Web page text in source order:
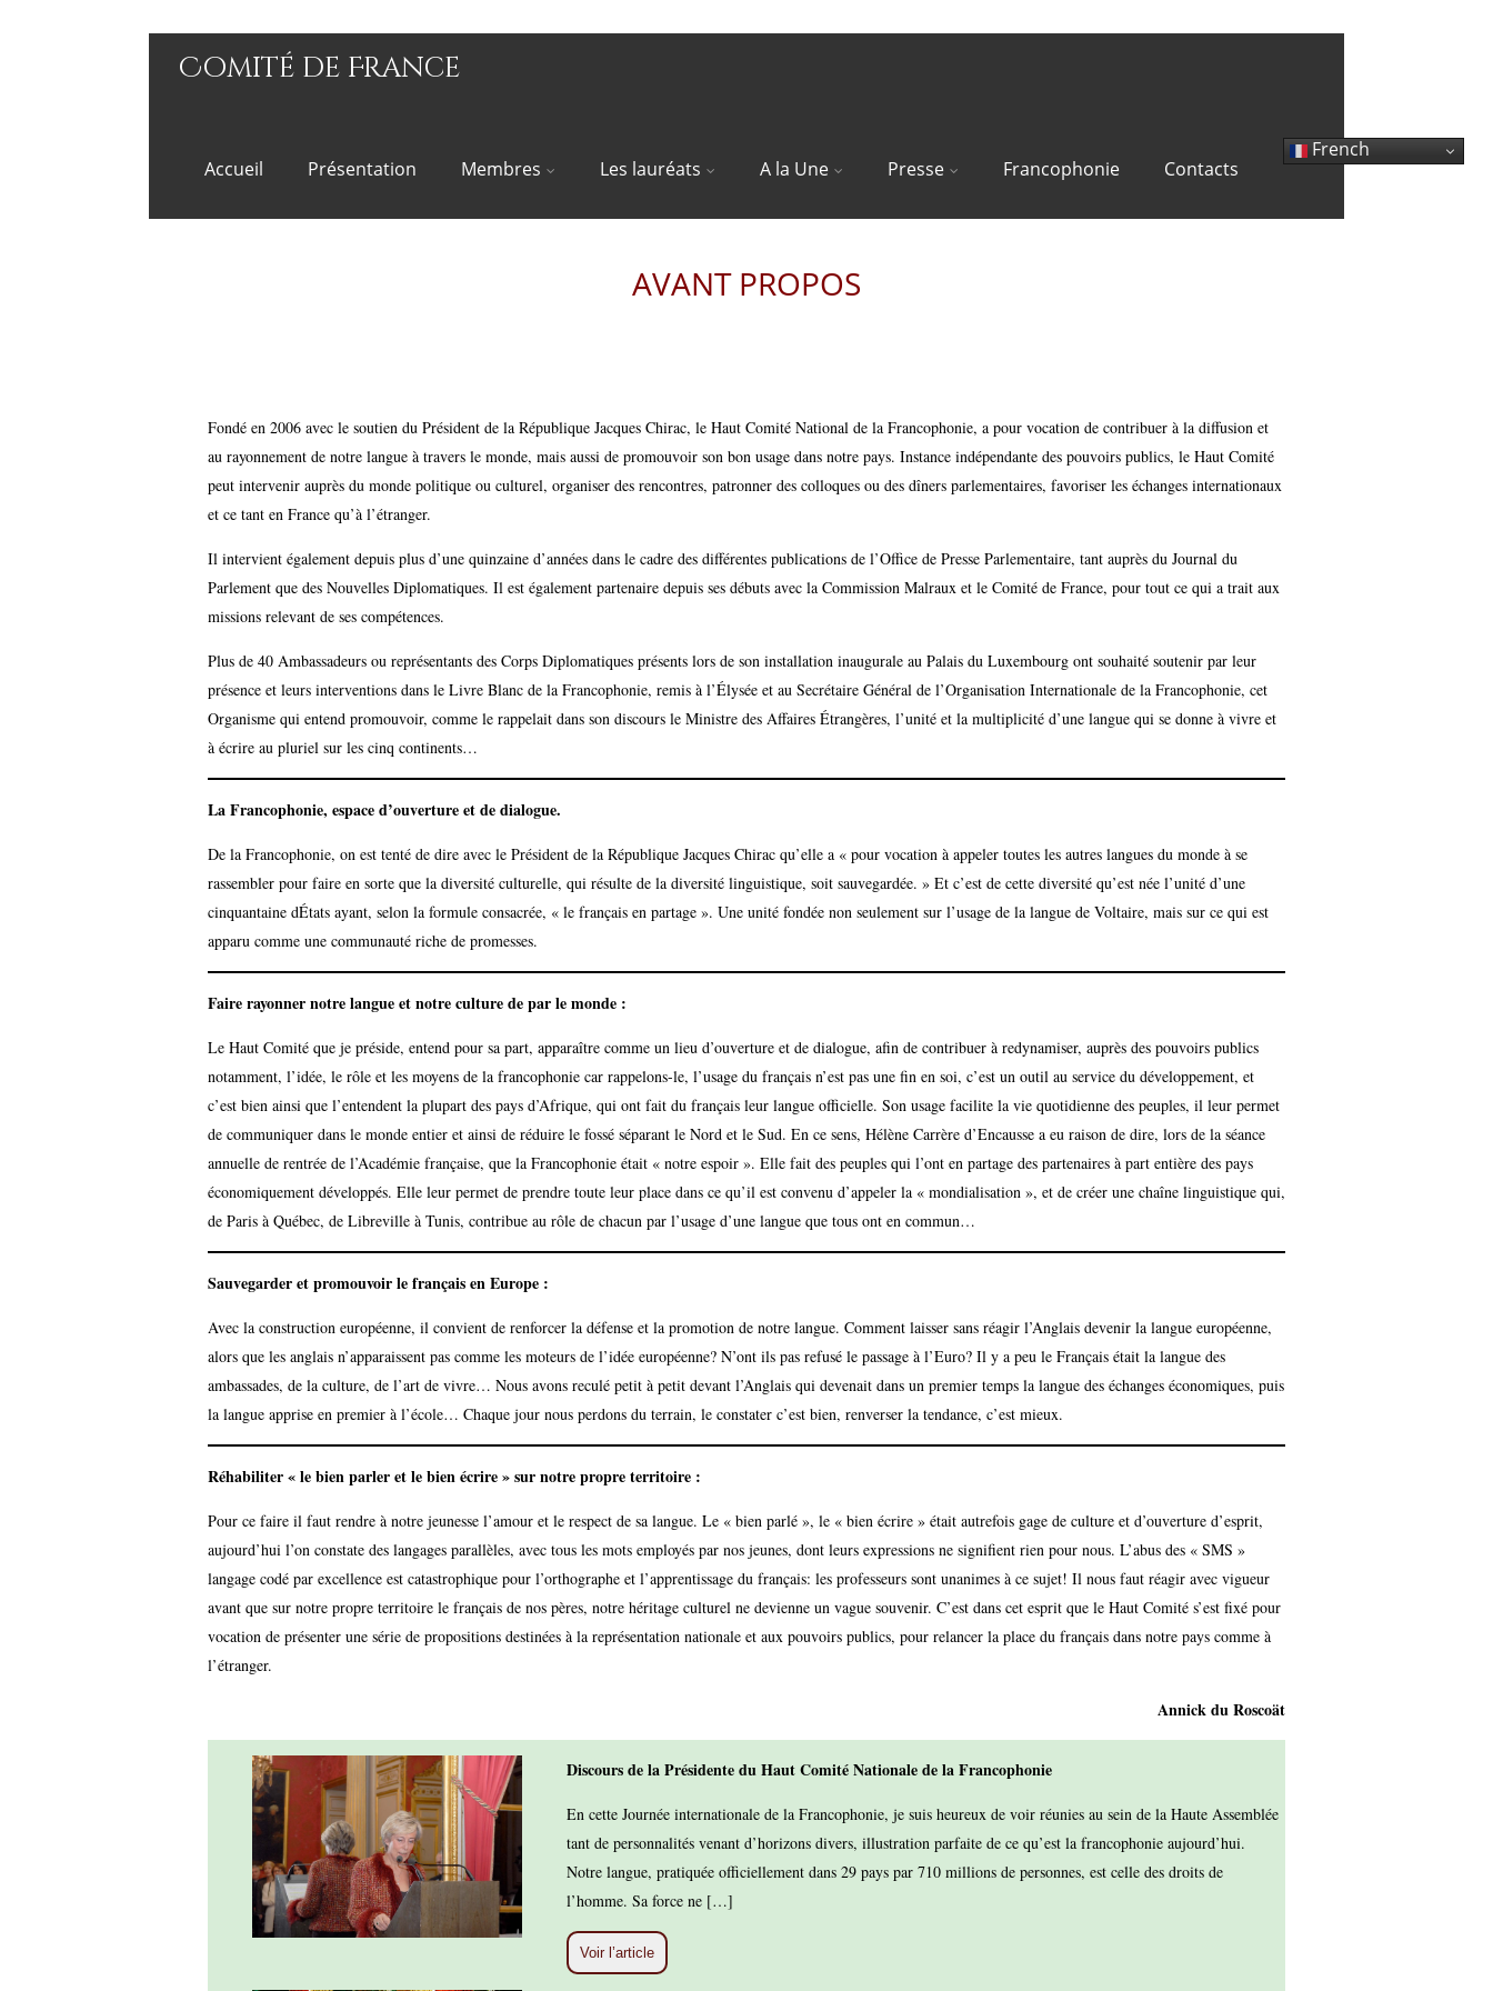
Comité de France
Accueil Présentation Membres Les lauréats A la Une Presse Francophonie Contacts
French
AVANT PROPOS
Fondé en 2006 avec le soutien du Président de la République Jacques Chirac, le Haut Comité National de la Francophonie, a pour vocation de contribuer à la diffusion et
au rayonnement de notre langue à travers le monde, mais aussi de promouvoir son bon usage dans notre pays. Instance indépendante des pouvoirs publics, le Haut Comité
peut intervenir auprès du monde politique ou culturel, organiser des rencontres, patronner des colloques ou des dîners parlementaires, favoriser les échanges internationaux
et ce tant en France qu’à l’étranger.
Il intervient également depuis plus d’une quinzaine d’années dans le cadre des différentes publications de l’Office de Presse Parlementaire, tant auprès du Journal du
Parlement que des Nouvelles Diplomatiques. Il est également partenaire depuis ses débuts avec la Commission Malraux et le Comité de France, pour tout ce qui a trait aux
missions relevant de ses compétences.
Plus de 40 Ambassadeurs ou représentants des Corps Diplomatiques présents lors de son installation inaugurale au Palais du Luxembourg ont souhaité soutenir par leur
présence et leurs interventions dans le Livre Blanc de la Francophonie, remis à l’Élysée et au Secrétaire Général de l’Organisation Internationale de la Francophonie, cet
Organisme qui entend promouvoir, comme le rappelait dans son discours le Ministre des Affaires Étrangères, l’unité et la multiplicité d’une langue qui se donne à vivre et
à écrire au pluriel sur les cinq continents…
La Francophonie, espace d’ouverture et de dialogue.
De la Francophonie, on est tenté de dire avec le Président de la République Jacques Chirac qu’elle a « pour vocation à appeler toutes les autres langues du monde à se
rassembler pour faire en sorte que la diversité culturelle, qui résulte de la diversité linguistique, soit sauvegardée. » Et c’est de cette diversité qu’est née l’unité d’une
cinquantaine dÉtats ayant, selon la formule consacrée, « le français en partage ». Une unité fondée non seulement sur l’usage de la langue de Voltaire, mais sur ce qui est
apparu comme une communauté riche de promesses.
Faire rayonner notre langue et notre culture de par le monde :
Le Haut Comité que je préside, entend pour sa part, apparaître comme un lieu d’ouverture et de dialogue, afin de contribuer à redynamiser, auprès des pouvoirs publics
notamment, l’idée, le rôle et les moyens de la francophonie car rappelons-le, l’usage du français n’est pas une fin en soi, c’est un outil au service du développement, et
c’est bien ainsi que l’entendent la plupart des pays d’Afrique, qui ont fait du français leur langue officielle. Son usage facilite la vie quotidienne des peuples, il leur permet
de communiquer dans le monde entier et ainsi de réduire le fossé séparant le Nord et le Sud. En ce sens, Hélène Carrère d’Encausse a eu raison de dire, lors de la séance
annuelle de rentrée de l’Académie française, que la Francophonie était « notre espoir ». Elle fait des peuples qui l’ont en partage des partenaires à part entière des pays
économiquement développés. Elle leur permet de prendre toute leur place dans ce qu’il est convenu d’appeler la « mondialisation », et de créer une chaîne linguistique qui,
de Paris à Québec, de Libreville à Tunis, contribue au rôle de chacun par l’usage d’une langue que tous ont en commun…
Sauvegarder et promouvoir le français en Europe :
Avec la construction européenne, il convient de renforcer la défense et la promotion de notre langue. Comment laisser sans réagir l’Anglais devenir la langue européenne,
alors que les anglais n’apparaissent pas comme les moteurs de l’idée européenne? N’ont ils pas refusé le passage à l’Euro? Il y a peu le Français était la langue des
ambassades, de la culture, de l’art de vivre… Nous avons reculé petit à petit devant l’Anglais qui devenait dans un premier temps la langue des échanges économiques, puis
la langue apprise en premier à l’école… Chaque jour nous perdons du terrain, le constater c’est bien, renverser la tendance, c’est mieux.
Réhabiliter « le bien parler et le bien écrire » sur notre propre territoire :
Pour ce faire il faut rendre à notre jeunesse l’amour et le respect de sa langue. Le « bien parlé », le « bien écrire » était autrefois gage de culture et d’ouverture d’esprit,
aujourd’hui l’on constate des langages parallèles, avec tous les mots employés par nos jeunes, dont leurs expressions ne signifient rien pour nous. L’abus des « SMS »
langage codé par excellence est catastrophique pour l’orthographe et l’apprentissage du français: les professeurs sont unanimes à ce sujet! Il nous faut réagir avec vigueur
avant que sur notre propre territoire le français de nos pères, notre héritage culturel ne devienne un vague souvenir. C’est dans cet esprit que le Haut Comité s’est fixé pour
vocation de présenter une série de propositions destinées à la représentation nationale et aux pouvoirs publics, pour relancer la place du français dans notre pays comme à
l’étranger.
Annick du Roscoät
Discours de la Présidente du Haut Comité Nationale de la Francophonie
En cette Journée internationale de la Francophonie, je suis heureux de voir réunies au sein de la Haute Assemblée
tant de personnalités venant d’horizons divers, illustration parfaite de ce qu’est la francophonie aujourd’hui.
Notre langue, pratiquée officiellement dans 29 pays par 710 millions de personnes, est celle des droits de
l’homme. Sa force ne […]
Voir l’article